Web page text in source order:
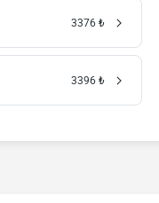
3376 ₺
3396 ₺